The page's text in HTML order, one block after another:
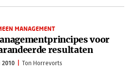
MANAGEMENT
voor
resultaten
2010 Ton Horrevorts